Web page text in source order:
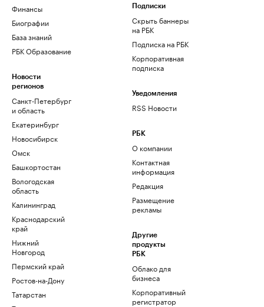
Финансы
Биографии
База знаний
РБК Образование
Новости
регионов
Санкт-Петербург
и область
Екатеринбург
Новосибирск
Омск
Башкортостан
Вологодская
область
Калининград
Краснодарский
край
Нижний
Новгород
Пермский край
Ростов-на-Дону
Татарстан
Подписки
Скрыть баннеры
на РБК
Подписка на РБК
Корпоративная
подписка
Уведомления
RSS Новости
РБК
О компании
Контактная
информация
Редакция
Размещение
рекламы
Другие
продукты
РБК
Облако для
бизнеса
Корпоративный
регистратор